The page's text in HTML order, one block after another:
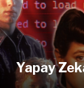
Yapay